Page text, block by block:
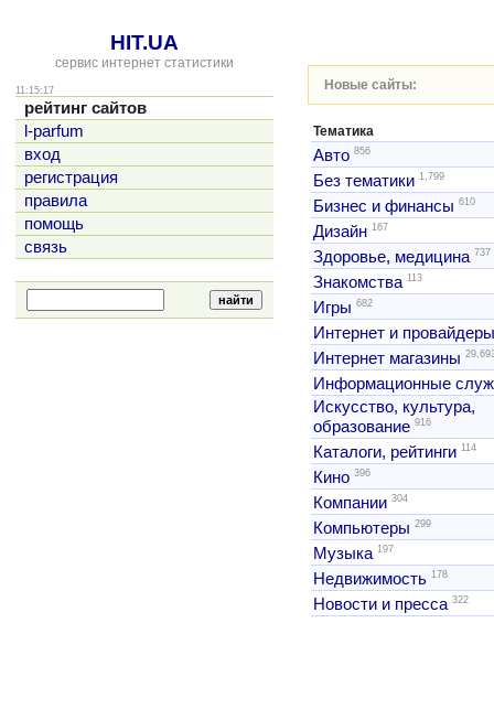
HIT.UA
сервис интернет статистики
11:15:17
рейтинг сайтов
l-parfum
вход
регистрация
правила
помощь
связь
Новые сайты:
Тематика
Авто 856
Без тематики 1,799
Бизнес и финансы 610
Дизайн 167
Здоровье, медицина 737
Знакомства 113
Игры 682
Интернет и провайдеры
Интернет магазины
Информационные
Искусство, культура,
образование 916
Каталоги, рейтинги 114
Кино 396
Компании 304
Компьютеры 299
Музыка 197
Недвижимость 178
Новости и пресса 322